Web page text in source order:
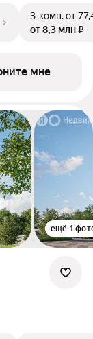
3-комн.от
от 8,3 млн ₽
мне
ещё 1